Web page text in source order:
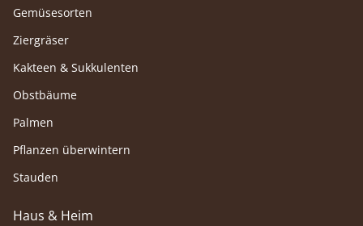
Gemüsesorten
Ziergräser
Kakteen & Sukkulenten
Obstbäume
Palmen
Pflanzen überwintern
Stauden
Haus & Heim